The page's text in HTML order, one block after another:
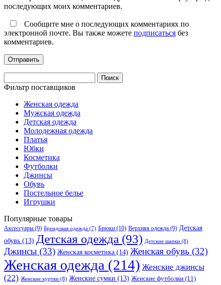
последующих моих комментариев.
Сообщите мне о последующих комментариях по
электронной почте. Вы также можете подписаться без
комментариев.
Фильтр поставщиков
Женская одежда
Мужская одежда
Детская одежда
Молодежная одежда
Платья
Юбки
Косметика
Футболки
Джинсы
Обувь
Постельное белье
Игрушки
Популярные товары
Аксессуары (9) Брендовая одежда (7) Брюки (10) Верхняя одежда (9) Детская
обувь (13) Детская одежда (93) Детские шапки (8)
Джинсы (33) Женская косметика (14) Женская обувь (32)
Женская одежда (214) Женские джинсы
(22) Женские куртки (8) Женские сумки (13) Женские футболки (11)